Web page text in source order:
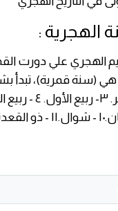
الهجرية :
الهجري علي دورت
هي (سنة قمرية)، تبدأ